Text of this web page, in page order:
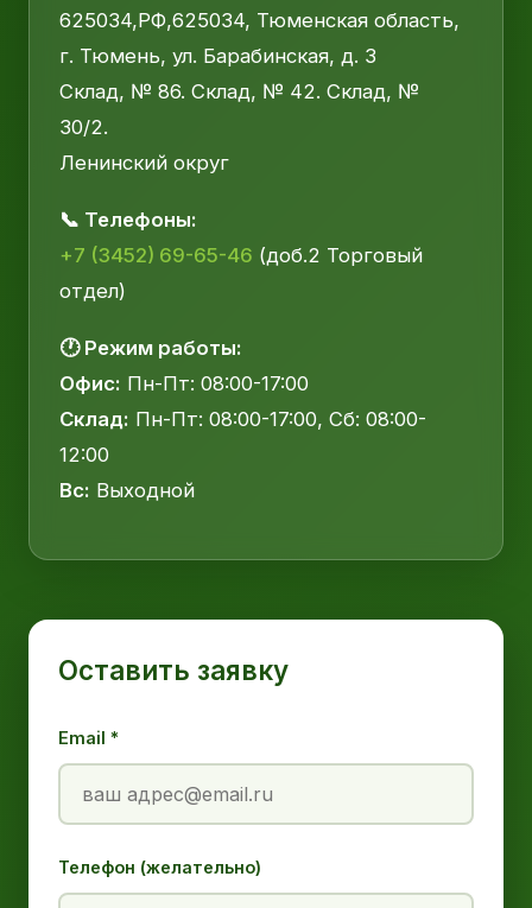
625034,РФ,625034, Тюменская область,
г. Тюмень, ул. Барабинская, д. 3
Склад, № 86. Склад, № 42. Склад, №
30/2.
Ленинский округ
📞 Телефоны:
+7 (3452) 69-65-46 (доб.2 Торговый
отдел)
🕐 Режим работы:
Офис: Пн-Пт: 08:00-17:00
Склад: Пн-Пт: 08:00-17:00, Сб: 08:00-
12:00
Вс: Выходной
Оставить заявку
Email *
Телефон (желательно)